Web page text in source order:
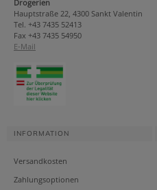
Drogerien
Hauptstraße 22, 4300 Sankt Valentin
Tel. +43 7435 52413
Fax +43 7435 54950
E-Mail
INFORMATION
Versandkosten
Zahlungsoptionen